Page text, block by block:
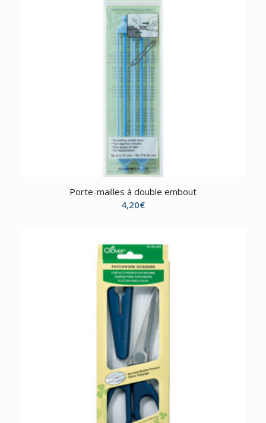
Porte-mailles à double embout
4,20€